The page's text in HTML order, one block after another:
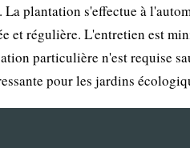
La plantation s'effectue à
et régulière. L'entretien est
particulière n'est requise
pour les jardins